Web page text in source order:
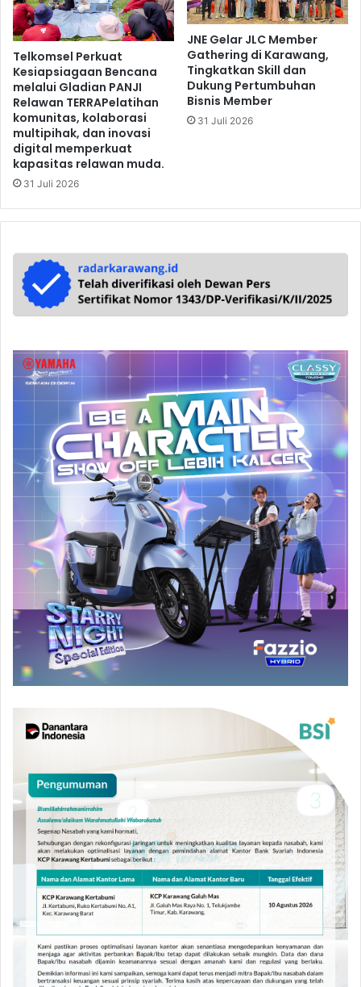
Telkomsel Perkuat
Kesiapsiagaan Bencana
melalui Gladian PANJI
Relawan TERRAPelatihan
komunitas, kolaborasi
multipihak, dan inovasi
digital memperkuat
kapasitas relawan muda.
31 Juli 2026
JNE Gelar JLC Member
Gathering di Karawang,
Tingkatkan Skill dan
Dukung Pertumbuhan
Bisnis Member
31 Juli 2026